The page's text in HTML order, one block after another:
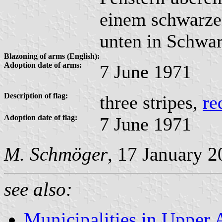
einem
unten in
Blazoning of arms (English):
Adoption date of arms:
7 June 1971
Description of flag: three stripes,
Adoption date of flag: 7 June 1971
M. Schmöger, 17 January
see also: